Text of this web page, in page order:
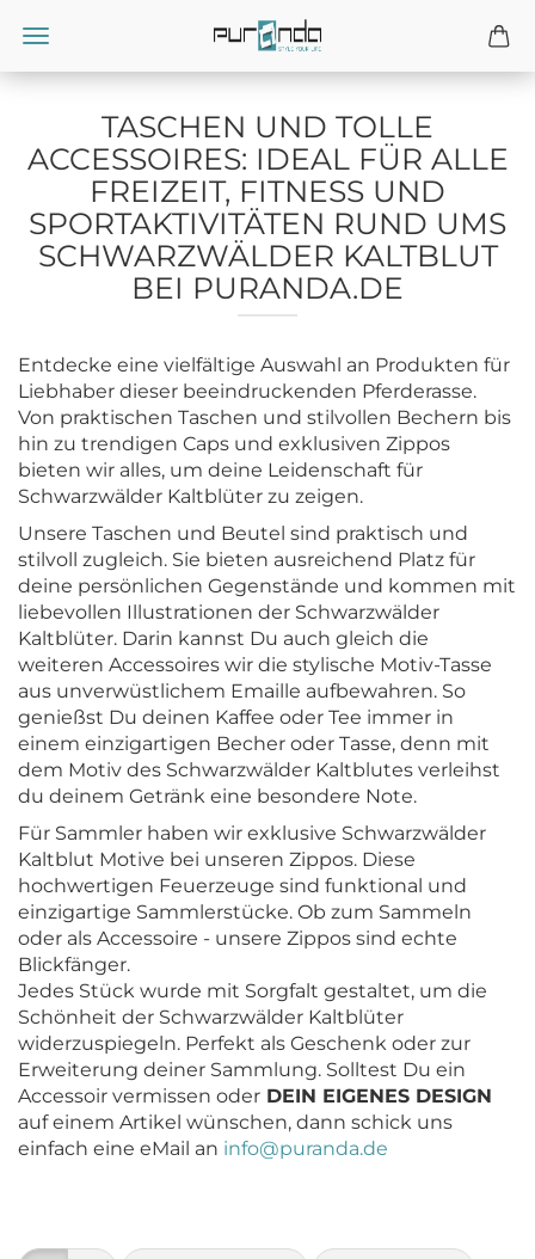
TASCHEN UND TOLLE
ACCESSOIRES: IDEAL FÜR ALLE
FREIZEIT, FITNESS UND
SPORTAKTIVITÄTEN RUND UMS
SCHWARZWÄLDER KALTBLUT
BEI PURANDA.DE
Entdecke eine vielfältige Auswahl an Produkten für
Liebhaber dieser beeindruckenden Pferderasse.
Von praktischen Taschen und stilvollen Bechern bis
hin zu trendigen Caps und exklusiven Zippos
bieten wir alles, um deine Leidenschaft für
Schwarzwälder Kaltblüter zu zeigen.
Unsere Taschen und Beutel sind praktisch und
stilvoll zugleich. Sie bieten ausreichend Platz für
deine persönlichen Gegenstände und kommen mit
liebevollen Illustrationen der Schwarzwälder
Kaltblüter. Darin kannst Du auch gleich die
weiteren Accessoires wir die stylische Motiv-Tasse
aus unverwüstlichem Emaille aufbewahren. So
genießst Du deinen Kaffee oder Tee immer in
einem einzigartigen Becher oder Tasse, denn mit
dem Motiv des Schwarzwälder Kaltblutes verleihst
du deinem Getränk eine besondere Note.
Für Sammler haben wir exklusive Schwarzwälder
Kaltblut Motive bei unseren Zippos. Diese
hochwertigen Feuerzeuge sind funktional und
einzigartige Sammlerstücke. Ob zum Sammeln
oder als Accessoire - unsere Zippos sind echte
Blickfänger.
Jedes Stück wurde mit Sorgfalt gestaltet, um die
Schönheit der Schwarzwälder Kaltblüter
widerzuspiegeln. Perfekt als Geschenk oder zur
Erweiterung deiner Sammlung. Solltest Du ein
Accessoir vermissen oder DEIN EIGENES DESIGN
auf einem Artikel wünschen, dann schick uns
einfach eine eMail an info@puranda.de